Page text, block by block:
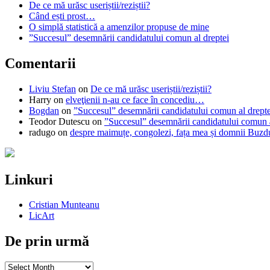
De ce mă urăsc useriștii/reziștii?
Când ești prost…
O simplă statistică a amenzilor propuse de mine
”Succesul” desemnării candidatului comun al dreptei
Comentarii
Liviu Stefan on De ce mă urăsc useriștii/reziștii?
Harry on elveţienii n-au ce face în concediu…
Bogdan on ”Succesul” desemnării candidatului comun al
Teodor Dutescu on ”Succesul” desemnării candidatului comun
radugo on despre maimuțe, congolezi, fața mea și domnii
Linkuri
Cristian Munteanu
LicArt
De prin urmă
De